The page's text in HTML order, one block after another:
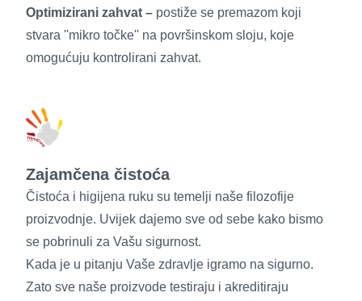
Optimizirani zahvat – postiže se premazom koji
stvara ''mikro točke'' na površinskom sloju, koje
omogućuju kontrolirani zahvat.
Zajamčena čistoća
Čistoća i higijena ruku su temelji naše filozofije
proizvodnje. Uvijek dajemo sve od sebe kako bismo
se pobrinuli za Vašu sigurnost.
Kada je u pitanju Vaše zdravlje igramo na sigurno.
Zato sve naše proizvode testiraju i akreditiraju